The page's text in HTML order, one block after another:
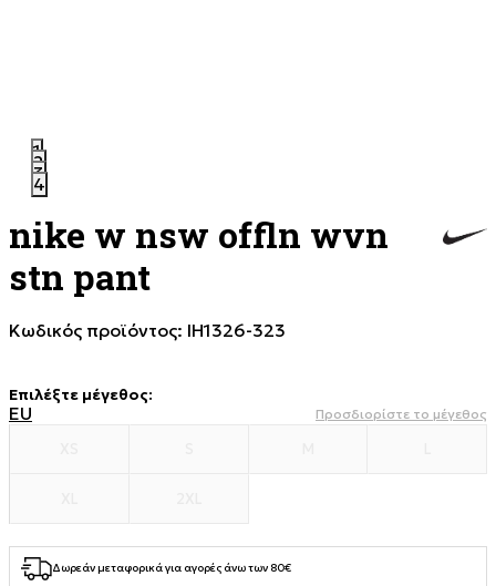
1
2
3
4
nike w nsw offln wvn
stn pant
Κωδικός προϊόντος: IH1326-323
Επιλέξτε μέγεθος:
EU Προσδιορίστε το μέγεθος
Δωρεάν μεταφορικά για αγορές άνω των 80€